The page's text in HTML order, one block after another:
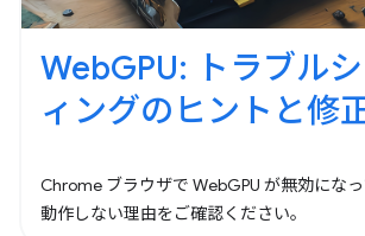
WebGPU: トラブル
ィングのヒントと修
Chrome ブラウザで WebGPU が無効にな
動作しない理由をご確認ください。